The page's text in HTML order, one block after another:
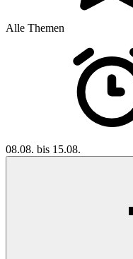
Alle Themen
08.08. bis 15.08.